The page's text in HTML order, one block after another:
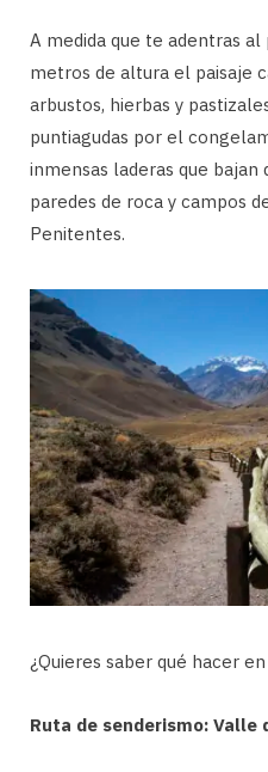
A medida que te adentras al
metros de altura el paisaje
arbustos, hierbas y
puntiagudas por el
inmensas laderas que bajan
paredes de roca y campos
Penitentes.
¿Quieres saber qué hacer
Ruta de senderismo: Valle